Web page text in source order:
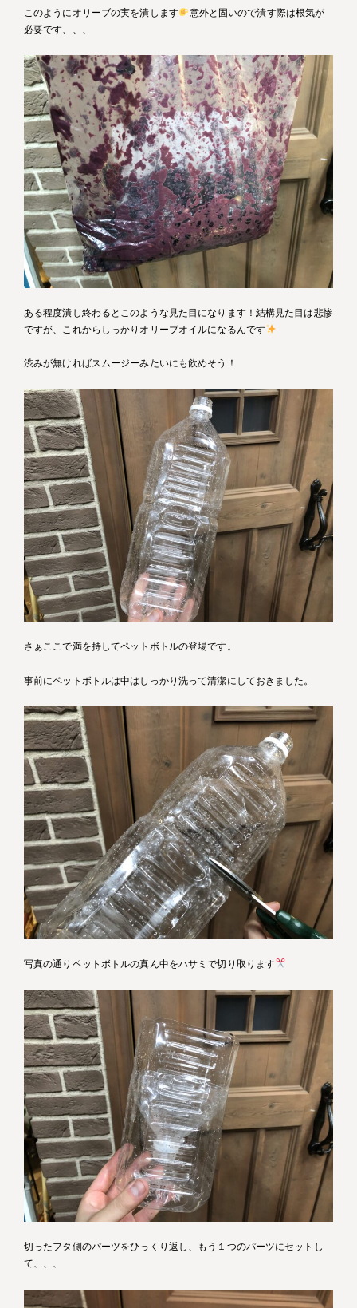
このようにオリーブの実を潰します
意外と固いので潰す際は根気が
必要です、、、
ある程度潰し終わるとこのような見た目になります！結構見た目は悲惨
ですが、これからしっかりオリーブオイルになるんです
渋みが無ければスムージーみたいにも飲めそう！
さぁここで満を持してペットボトルの登場です。
事前にペットボトルは中はしっかり洗って清潔にしておきました。
写真の通りペットボトルの真ん中をハサミで切り取ります
切ったフタ側のパーツをひっくり返し、もう１つのパーツにセットし
て、、、